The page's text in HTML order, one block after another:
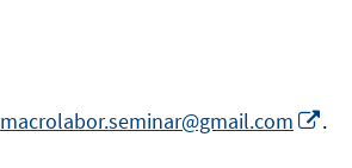
macrolabor.seminar@gmail.com Opens
In.